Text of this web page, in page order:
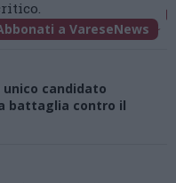
a VareseNews
candidato
battaglia contro il